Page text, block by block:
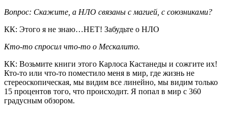
Вопрос: Скажите, а НЛО связаны с магией, с союзниками?
КК: Этого я не знаю…НЕТ! Забудьте о НЛО
Кто-то спросил что-то о Мескалито.
КК: Возьмите книги этого Карлоса Кастанеды и сожгите их!
Кто-то или что-то поместило меня в мир, где жизнь не
стереоскопическая, мы видим все линейно, мы видим только
15 процентов того, что происходит. Я попал в мир с 360
градусным обзором.